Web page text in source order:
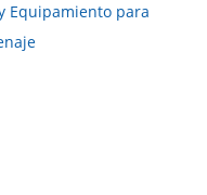
Equipamiento para